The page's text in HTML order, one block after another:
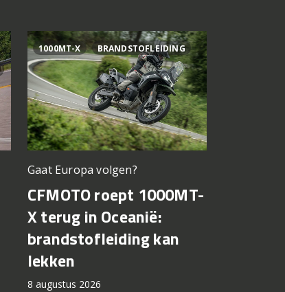
1000MT-X BRANDSTOFLEIDING
Gaat Europa volgen?
CFMOTO roept 1000MT-
X terug in Oceanië:
brandstofleiding kan
lekken
8 augustus 2026